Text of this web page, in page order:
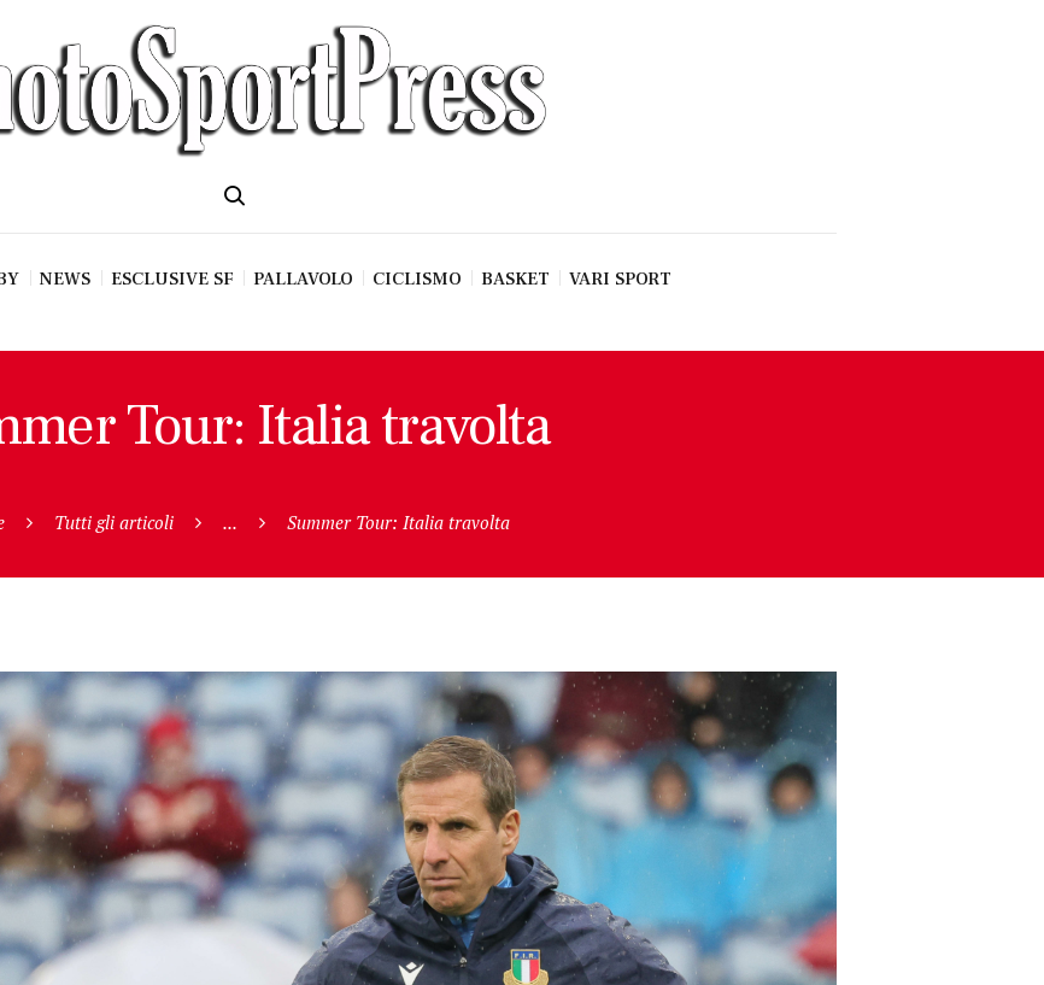
NEWS ESCLUSIVE SF PALLAVOLO CICLISMO BASKET VARI SPORT
Tour: Italia travolta
Tutti gli articoli ... Summer Tour: Italia travolta